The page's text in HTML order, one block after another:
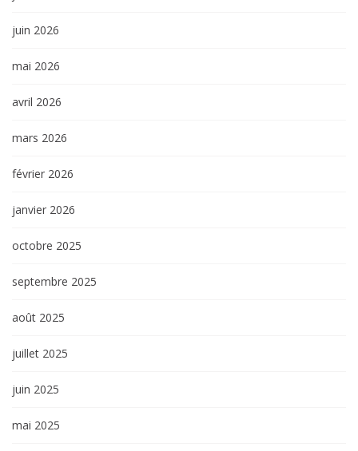
juin 2026
mai 2026
avril 2026
mars 2026
février 2026
janvier 2026
octobre 2025
septembre 2025
août 2025
juillet 2025
juin 2025
mai 2025